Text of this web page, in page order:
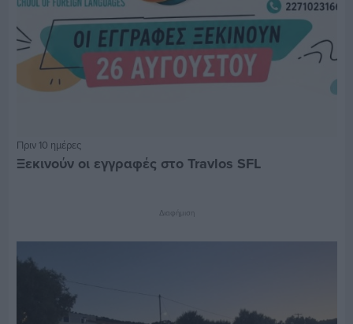
Πριν 10 ημέρες
Ξεκινούν οι εγγραφές στο Travlos SFL
Διαφήμιση